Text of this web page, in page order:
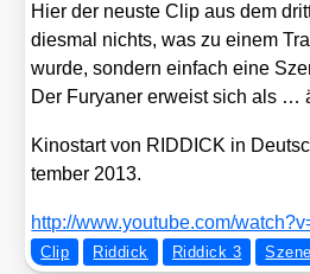
Hier der neus­te Clip aus dem
dies­mal nichts, was zu einem
wur­de, son­dern ein­fach eine
Der Furya­ner erweist sich als …
Kino­start von RIDDICK in
tem­ber 2013.
http://​www​.you​tube​.com/​
Clip Riddick Riddick 3 Szene